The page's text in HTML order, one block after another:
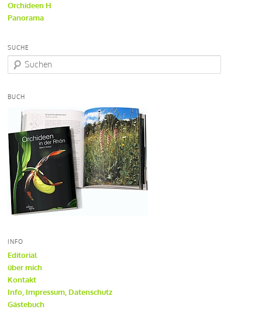
Orchideen H
Panorama
SUCHE
u
h
BUCH
INFO
Editorial
über mich
Kontakt
Info, Impressum, Datenschutz
Gästebuch